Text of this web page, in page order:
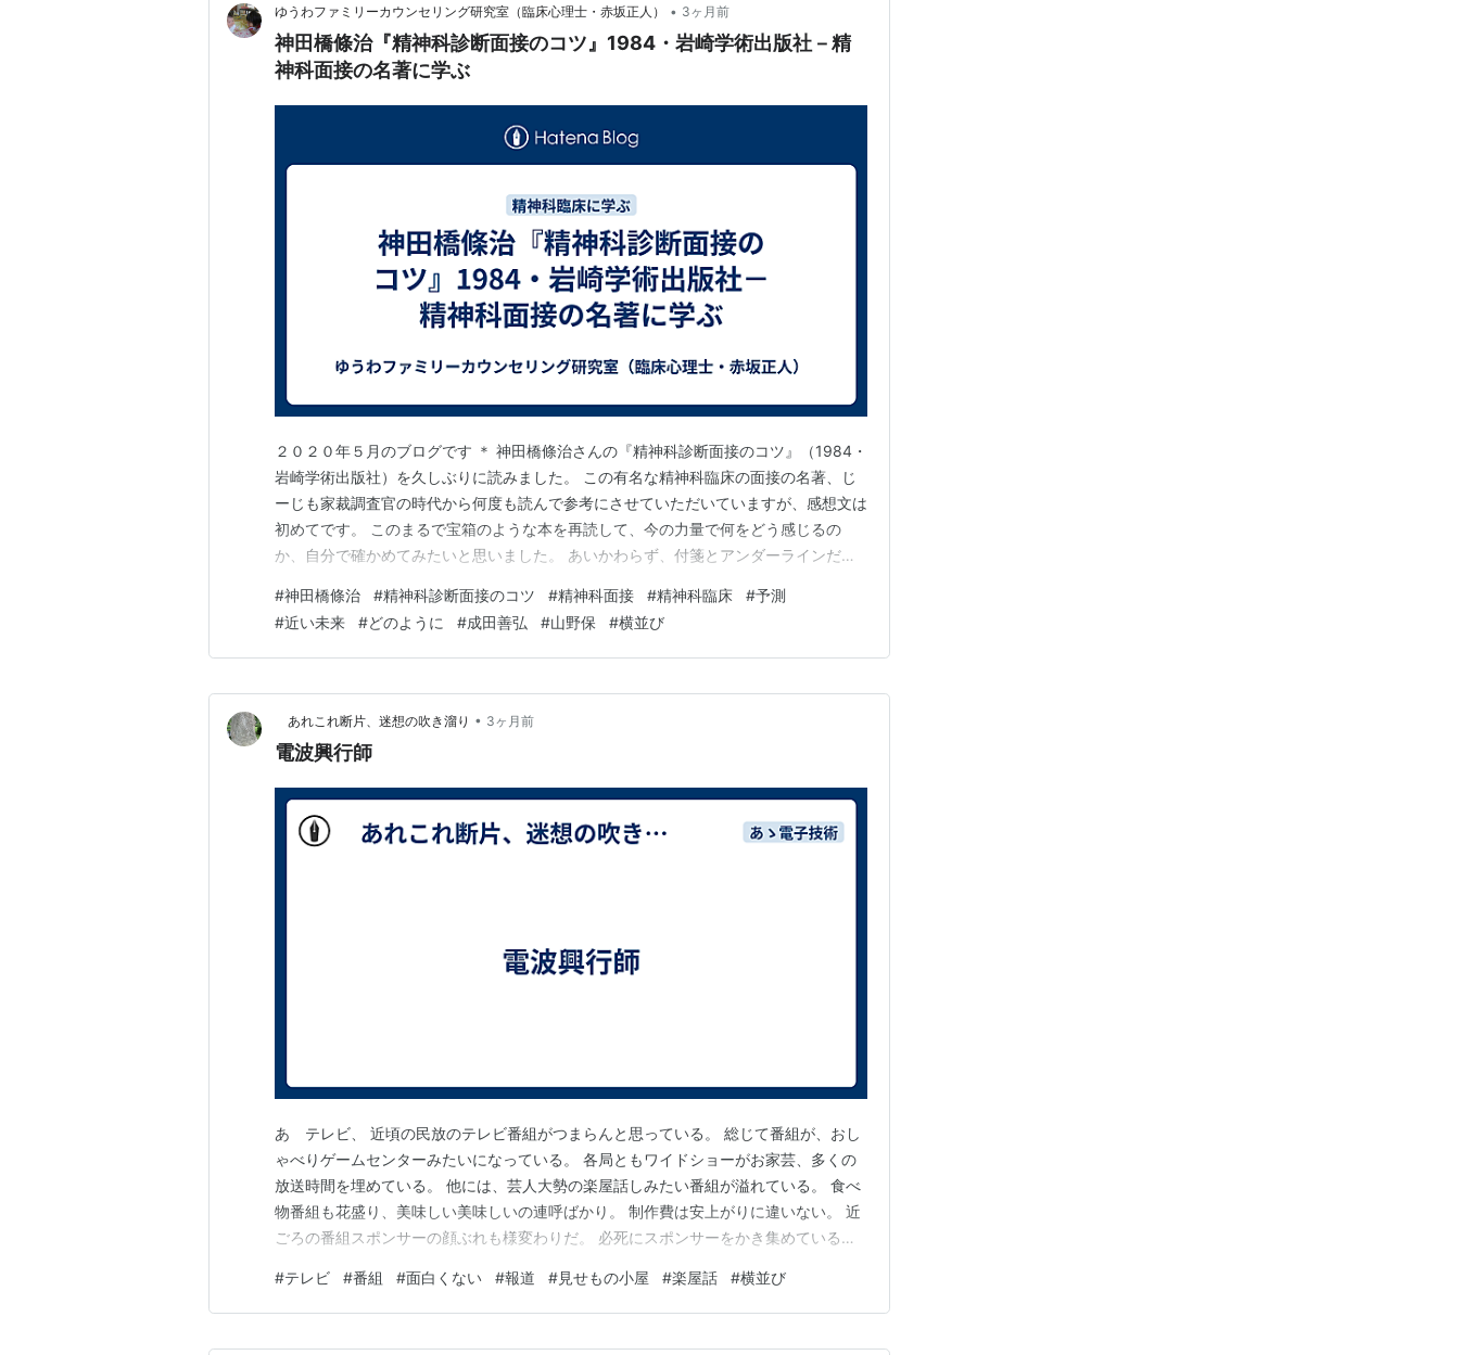
ゆうわファミリーカウンセリング研究室（臨床心理士・赤坂正人） • 3ヶ月前
神田橋條治『精神科診断面接のコツ』1984・岩崎学術出版社－精
神科面接の名著に学ぶ
２０２０年５月のブログです ＊ 神田橋條治さんの『精神科診断面接のコツ』（1984・
岩崎学術出版社）を久しぶりに読みました。 この有名な精神科臨床の面接の名著、じ
ーじも家裁調査官の時代から何度も読んで参考にさせていただいていますが、感想文は
初めてです。 このまるで宝箱のような本を再読して、今の力量で何をどう感じるの
か、自分で確かめてみたいと思いました。 あいかわらず、付箋とアンダーラインだら
とを一つ，二つ。 一つめは、読んでいて思い出したのですが、ごく近い未来を予測す
ることの大切さ。 その後、この予測と結果を比較する…
#神田橋條治 #精神科診断面接のコツ #精神科面接 #精神科臨床 #予測
#近い未来 #どのように #成田善弘 #山野保 #横並び
あれこれ断片、迷想の吹き溜り • 3ヶ月前
電波興行師
あゝテレビ、 近頃の民放のテレビ番組がつまらんと思っている。 総じて番組が、おし
ゃべりゲームセンターみたいになっている。 各局ともワイドショーがお家芸、多くの
放送時間を埋めている。 他には、芸人大勢の楽屋話しみたい番組が溢れている。 食べ
物番組も花盛り、美味しい美味しいの連呼ばかり。 制作費は安上がりに違いない。 近
ごろの番組スポンサーの顔ぶれも様変わりだ。 必死にスポンサーをかき集めている感
いた広告効果にも疑問が生じているのではないか。 多メディアの昨今、視聴者のテレ
ビ離れも常態になっている。 視聴者はとっくに気…
#テレビ #番組 #面白くない #報道 #見せもの小屋 #楽屋話 #横並び